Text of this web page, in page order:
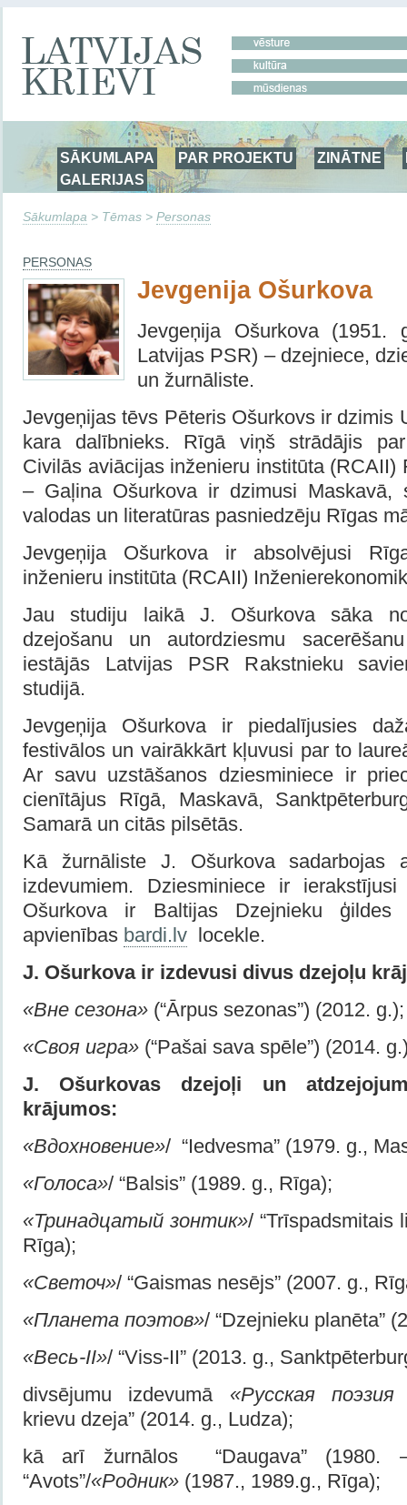
SĀKUMLAPA PAR PROJEKTU ZINĀTNE
GALERIJAS
Sākumlapa > Tēmas > Personas
PERSONAS
Jevgenija Ošurkova
Jevgeņija Ošurkova
Latvijas PSR) – dzejniece,
un žurnāliste.
Jevgeņijas tēvs Pēteris Ošurkovs ir dzimis
kara dalībnieks. Rīgā viņš strādājis
Civilās aviācijas inženieru institūta (RCAII)
– Gaļina Ošurkova ir dzimusi Maskavā,
valodas un literatūras pasniedzēju Rīgas
Jevgeņija Ošurkova ir absolvējusi
inženieru institūta (RCAII)
Jau studiju laikā J. Ošurkova sāka
dzejošanu un autordziesmu
iestājās Latvijas PSR Rakstnieku
studijā.
Jevgeņija Ošurkova ir piedalījusies
festivālos un vairākkārt kļuvusi par to
Ar savu uzstāšanos dziesminiece ir
cienītājus Rīgā, Maskavā,
Samarā un citās pilsētās.
Kā žurnāliste J. Ošurkova sadarbojas
izdevumiem. Dziesminiece ir
Ošurkova ir Baltijas Dzejnieku ģildes
apvienības bardi.lv locekle.
J. Ošurkova ir izdevusi divus dzejoļu
«Вне сезона» (“Ārpus sezonas”) (2012. g.);
«Своя игра» (“Pašai sava spēle”) (2014.
J. Ošurkovas dzejoļi un
krājumos:
«Вдохновение»/ “Iedvesma” (1979. g.,
«Голо­са»/ “Balsis” (1989. g., Rīga);
«Тринадцатый зонтик»/ “Trīspadsmitais
Rīga);
«Светоч»/ “Gaismas nesējs” (2007. g.,
«Планета поэтов»/ “Dzejnieku planēta”
«Весь-II»/ “Viss-II” (2013. g.,
divsējumu izdevumā «Русская
krievu dzeja” (2014. g., Ludza);
kā arī žurnālos “Daugava” (1980.
“Avots”/«Родник» (1987., 1989.g., Rīga);